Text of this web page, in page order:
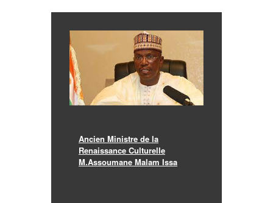
Ancien Ministre de la
Renaissance Culturelle
M.Assoumane Malam Issa